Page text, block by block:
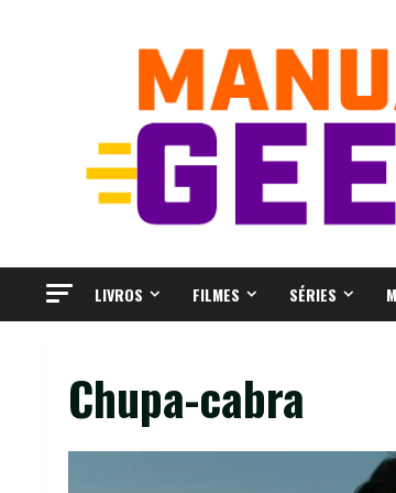
LIVROS FILMES SÉRIES
Chupa-cabra